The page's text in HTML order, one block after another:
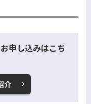
申し込みはこち
介